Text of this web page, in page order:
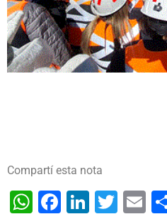
Compartí esta nota
WhatsApp
Facebook